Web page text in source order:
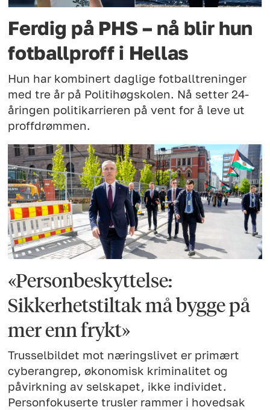
Ferdig på PHS – nå blir hun
fotballproff i Hellas
Hun har kombinert daglige fotballtreninger
med tre år på Politihøgskolen. Nå setter 24-
åringen politikarrieren på vent for å leve ut
proffdrømmen.
«Personbeskyttelse:
Sikkerhetstiltak må bygge på
mer enn frykt»
Trusselbildet mot næringslivet er primært
cyberangrep, økonomisk kriminalitet og
påvirkning av selskapet, ikke individet.
Personfokuserte trusler rammer i hovedsak